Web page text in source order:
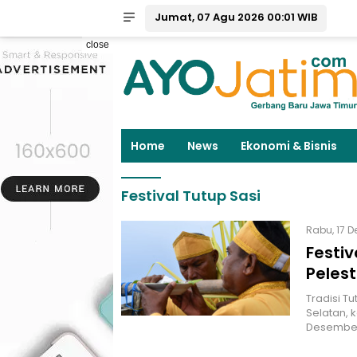
Jumat, 07 Agu 2026 00:01 WIB
close
Home News Ekonomi & Bisnis
Festival Tutup Sasi
Rabu, 17
Tradisi
Selatan,